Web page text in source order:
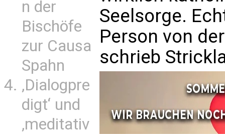
n der
Bischöfe
zur Causa
Spahn
‚Dialogpre
digt‘ und
‚meditativ
Seelsorge.
Person von
schrieb